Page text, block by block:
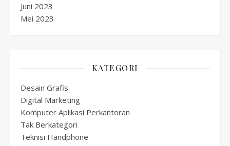
Juni 2023
Mei 2023
KATEGORI
Desain Grafis
Digital Marketing
Komputer Aplikasi Perkantoran
Tak Berkategori
Teknisi Handphone